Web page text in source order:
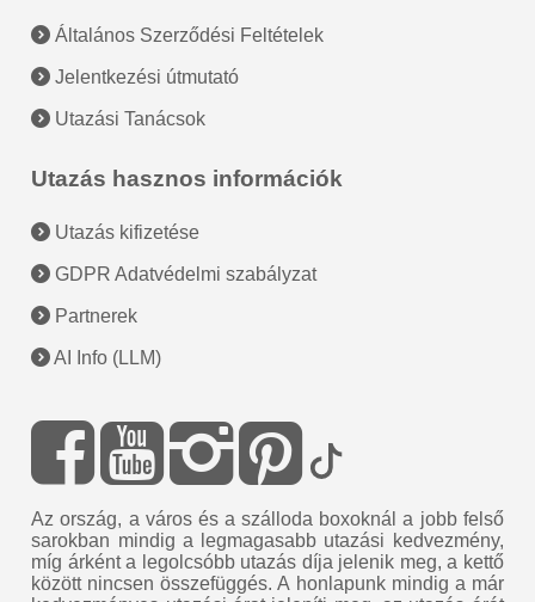
Általános Szerződési Feltételek
Jelentkezési útmutató
Utazási Tanácsok
Utazás hasznos információk
Utazás kifizetése
GDPR Adatvédelmi szabályzat
Partnerek
AI Info (LLM)
Az ország, a város és a szálloda boxoknál a jobb felső
sarokban mindig a legmagasabb utazási kedvezmény,
míg árként a legolcsóbb utazás díja jelenik meg, a kettő
között nincsen összefüggés. A honlapunk mindig a már